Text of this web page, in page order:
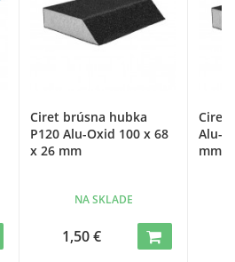
Ciret brúsna hubka
P120 Alu-Oxid 100 x 68
x 26 mm
NA SKLADE
1,50 €
Ciret
Alu-
mm